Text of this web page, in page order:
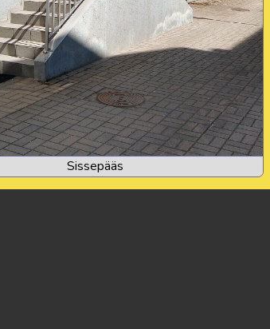
Sissepääs